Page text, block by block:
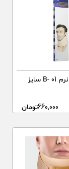
گردنبند طبی نرم B- 01 سایز
660,000تومان